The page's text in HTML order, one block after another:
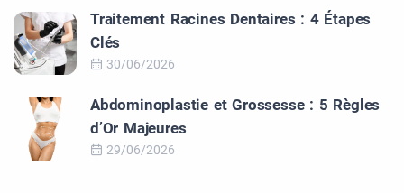
Traitement Racines Dentaires : 4 Étapes
Clés
30/06/2026
Abdominoplastie et Grossesse : 5 Règles
d’Or Majeures
29/06/2026